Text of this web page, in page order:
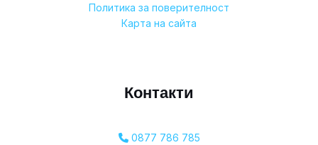
Политика за поверителност
Карта на сайта
Контакти
0877 786 785